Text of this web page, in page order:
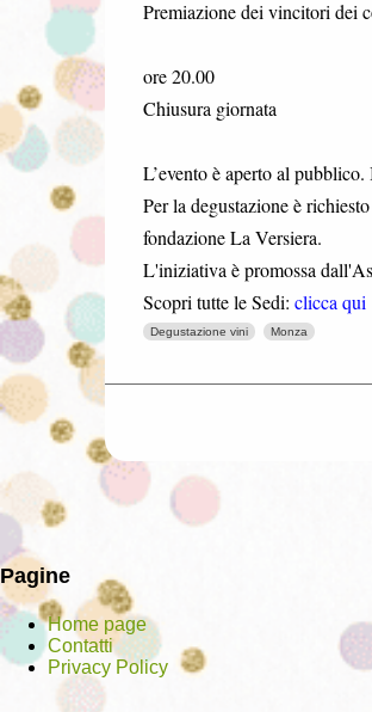
Premiazione dei vincitori dei
ore 20.00
Chiusura giornata
L’evento è aperto al
Per la degustazione è
fondazione La Versiera.
L'iniziativa è promossa
Scopri tutte le Sedi: clicca qui
Degustazione vini Monza
Pagine
Home page
Contatti
Privacy Policy